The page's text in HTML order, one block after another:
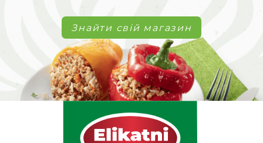
Знайти свій магазин